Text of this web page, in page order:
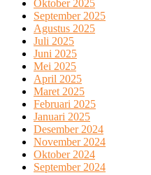
Oktober 2025
September 2025
Agustus 2025
Juli 2025
Juni 2025
Mei 2025
April 2025
Maret 2025
Februari 2025
Januari 2025
Desember 2024
November 2024
Oktober 2024
September 2024